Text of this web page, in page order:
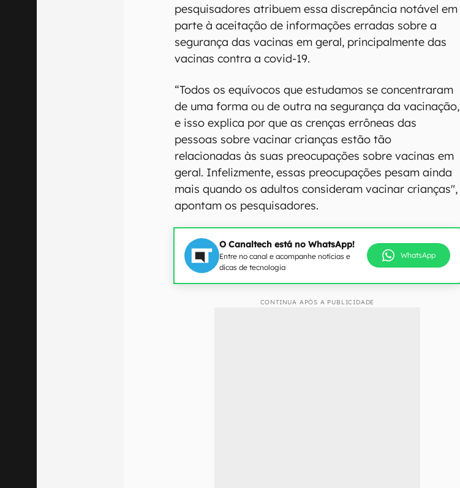
pesquisadores atribuem essa discrepância notável em
parte à aceitação de informações erradas sobre a
segurança das vacinas em geral, principalmente das
vacinas contra a covid-19.
“Todos os equívocos que estudamos se concentraram
de uma forma ou de outra na segurança da vacinação,
e isso explica por que as crenças errôneas das
pessoas sobre vacinar crianças estão tão
relacionadas às suas preocupações sobre vacinas em
geral. Infelizmente, essas preocupações pesam ainda
mais quando os adultos consideram vacinar crianças",
apontam os pesquisadores.
O Canaltech está no WhatsApp!
Entre no canal e acompanhe notícias e
dicas de tecnologia
WhatsApp
CONTINUA APÓS A PUBLICIDADE